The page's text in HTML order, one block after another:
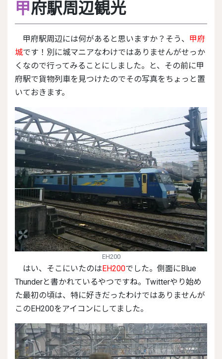
甲府駅周辺観光
甲府駅周辺には何があると思いますか？そう、 甲府
城です！別に城マニアなわけではありませんがせっか
くなので行ってみることにしました。と、その前に甲
府駅で貨物列車を見つけたのでその写真をちょっと置
いておきます。
EH200
はい、そこにいたのはEH200でした。側面にBlue
Thunderと書かれているやつですね。Twitterやり始め
た最初の頃は、特に好きだったわけではありませんが
このEH200をアイコンにしてました。